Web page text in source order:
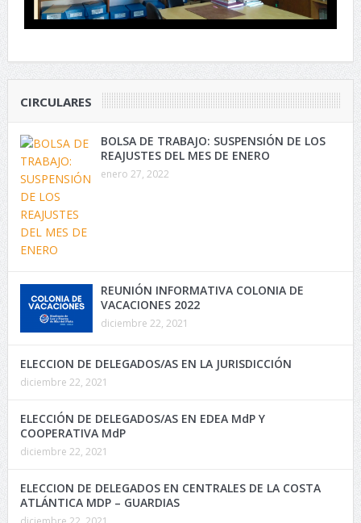
CIRCULARES
BOLSA DE TRABAJO: SUSPENSIÓN DE LOS
REAJUSTES DEL MES DE ENERO
enero 27, 2022
REUNIÓN INFORMATIVA COLONIA DE
VACACIONES 2022
diciembre 22, 2021
ELECCION DE DELEGADOS/AS EN LA JURISDICCIÓN
diciembre 22, 2021
ELECCIÓN DE DELEGADOS/AS EN EDEA MdP Y
COOPERATIVA MdP
diciembre 22, 2021
ELECCION DE DELEGADOS EN CENTRALES DE LA COSTA
ATLÁNTICA MDP – GUARDIAS